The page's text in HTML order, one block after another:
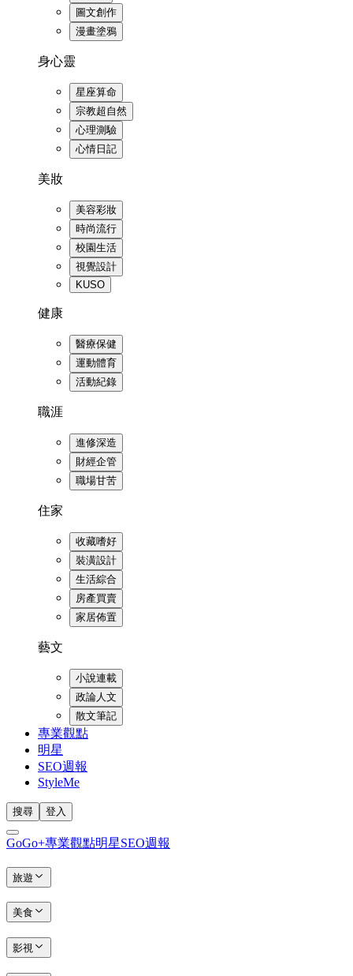
圖文創作
漫畫塗鴉
身心靈
星座算命
宗教超自然
心理測驗
心情日記
美妝
美容彩妝
時尚流行
校園生活
視覺設計
KUSO
健康
醫療保健
運動體育
活動紀錄
職涯
進修深造
財經企管
職場甘苦
住家
收藏嗜好
裝潢設計
生活綜合
房產買賣
家居佈置
藝文
小說連載
政論人文
散文筆記
專業觀點
明星
SEO週報
StyleMe
搜尋 登入
GoGo+專業觀點明星SEO週報
旅遊
美食
影視